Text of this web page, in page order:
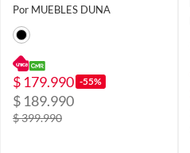
Por MUEBLES DUNA
$ 179.990 -55%
$ 189.990
$ 399.990